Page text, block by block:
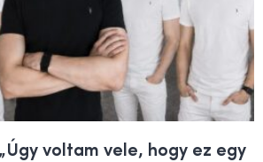
voltam vele, hogy ez egy